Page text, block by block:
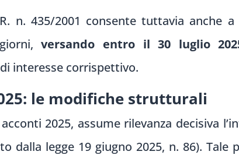
n. 435/2001 consente tuttavia anche
versando entro il 30 luglio
interesse corrispettivo.
le modifiche strutturali
2025, assume rilevanza decisiva
dalla legge 19 giugno 2025, n. 86).